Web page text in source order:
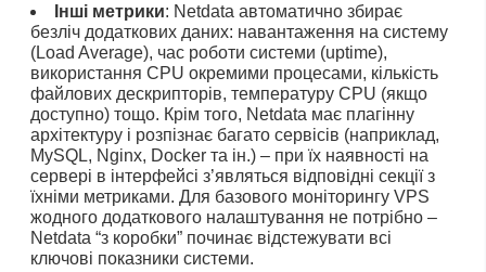
Інші метрики: Netdata автоматично збирає
безліч додаткових даних: навантаження на систему
(Load Average), час роботи системи (uptime),
використання CPU окремими процесами, кількість
файлових дескрипторів, температуру CPU (якщо
доступно) тощо. Крім того, Netdata має плагінну
архітектуру і розпізнає багато сервісів (наприклад,
MySQL, Nginx, Docker та ін.) – при їх наявності на
сервері в інтерфейсі з’являться відповідні секції з
їхніми метриками. Для базового моніторингу VPS
жодного додаткового налаштування не потрібно –
Netdata “з коробки” починає відстежувати всі
ключові показники системи.